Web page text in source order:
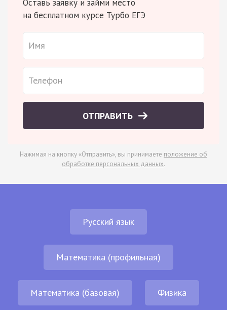
Оставь заявку и займи место
на бесплатном курсе Турбо ЕГЭ
ОТПРАВИТЬ
Нажимая на кнопку «Отправить», вы принимаете положение об
обработке персональных данных.
Русский язык
Математика (профильная)
Математика (базовая) Физика